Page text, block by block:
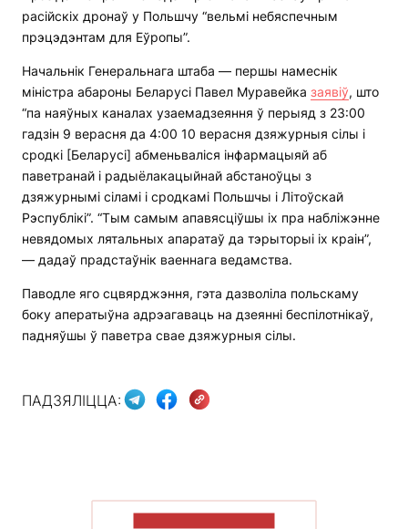
расійскіх дронаў у Польшчу “вельмі небяспечным
прэцэдэнтам для Еўропы”.
Начальнік Генеральнага штаба — першы намеснік
міністра абароны Беларусі Павел Муравейка заявіў, што
“па наяўных каналах узаемадзеяння ў перыяд з 23:00
гадзін 9 верасня да 4:00 10 верасня дзяжурныя сілы і
сродкі [Беларусі] абменьваліся інфармацыяй аб
паветранай і радыёлакацыйнай абстаноўцы з
дзяжурнымі сіламі і сродкамі Польшчы і Літоўскай
Рэспублікі”. “Тым самым апавясціўшы іх пра набліжэнне
невядомых лятальных апаратаў да тэрыторыі іх краін”,
— дадаў прадстаўнік ваеннага ведамства.
Паводле яго сцвярджэння, гэта дазволіла польскаму
боку аператыўна адрэагаваць на дзеянні беспілотнікаў,
падняўшы ў паветра свае дзяжурныя сілы.
ПАДЗЯЛІЦЦА: